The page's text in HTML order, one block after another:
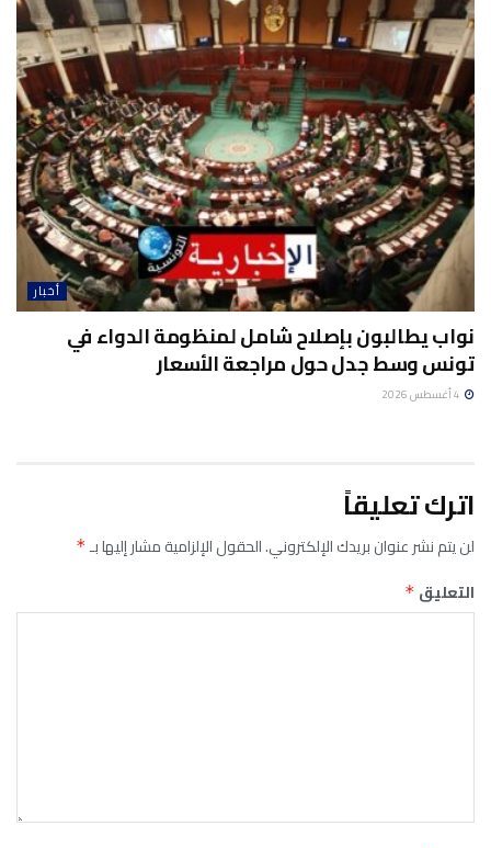
أخبار
نواب يطالبون بإصلاح شامل لمنظومة الدواء في
تونس وسط جدل حول مراجعة الأسعار
اترك تعليقاً
لن يتم نشر عنوان بريدك الإلكتروني.الحقول الإلزامية مشار إليها بـ*
التعليق *